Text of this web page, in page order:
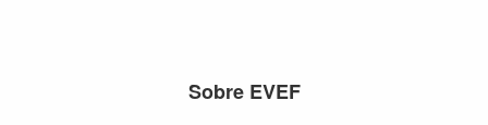
Sobre EVEF